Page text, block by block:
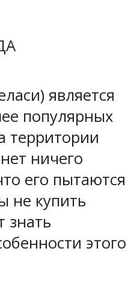
является
популярных
территории
ничего
его пытаются
не купить
знать
этого